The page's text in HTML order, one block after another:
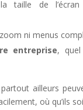
taille de l’écran
ni menus
entreprise, quel
ailleurs
où qu’ils